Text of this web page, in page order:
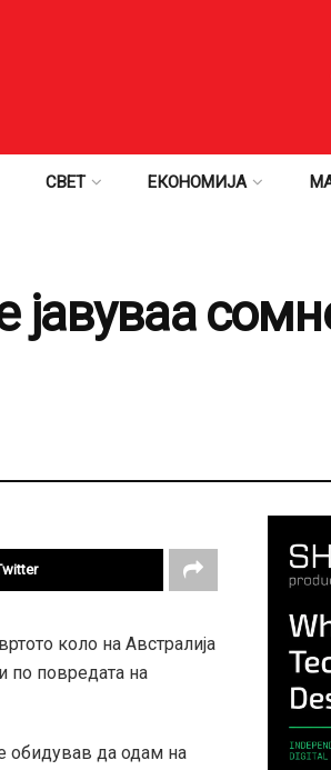
СВЕТ ЕКОНОМИЈА
јавуваа
коло на Австралија
по повредата на
обидував да одам на